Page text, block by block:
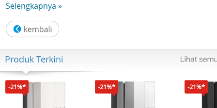
8GB + 256GB
Spesifikasi ROM: UFS 2.2
Kartu Penyimpanan Telepon: Didukung
USB OTG: Didukung
LAYAR
Ukuran: 6,57"
Rasio Layar: 93,0%
Selengkapnya »
Produk Terkini
-21%* -21%* -21%*